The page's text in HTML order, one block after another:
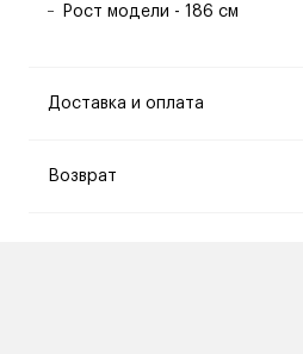
Рост модели - 186 см
Доставка и оплата
Возврат